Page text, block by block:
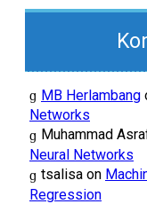
MB Herlambang
Networks
Muhammad
Neural Networks
tsalisa on
Regression